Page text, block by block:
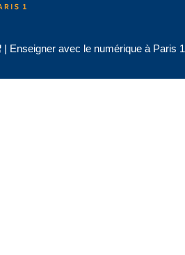
| Enseigner avec le numérique à Paris 1